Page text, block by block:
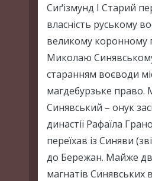
Сиґізмунд I Старий
власність руському
великому коронному
Миколаю
старанням воєводи
магдебурзьке право.
Синявський – онук
династії Рафаїла
переїхав із Синяви
до Бережан. Майже
магнатів Синявських